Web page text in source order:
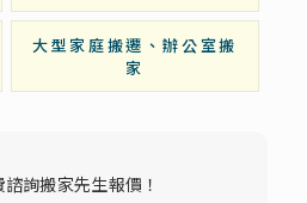
大型家庭搬遷、辦公室搬
家
詢搬家先生報價！